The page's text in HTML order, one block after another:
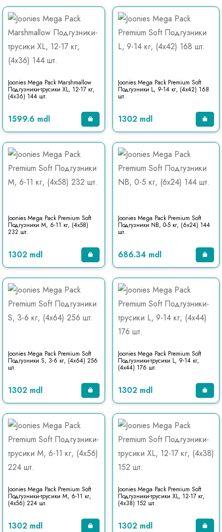
Joonies Mega Pack Marshmallow
Подгузники-трусики XL, 12-17 кг,
(4x36) 144 шт.
1599.6 mdl
Joonies Mega Pack Premium Soft
Подгузники L, 9-14 кг, (4x42) 168
шт.
1302 mdl
Joonies Mega Pack Premium Soft
Подгузники M, 6-11 кг, (4x58)
232 шт.
1302 mdl
Joonies Mega Pack Premium Soft
Подгузники NB, 0-5 кг, (6x24) 144
шт.
686.34 mdl
Joonies Mega Pack Premium Soft
Подгузники S, 3-6 кг, (4x64) 256
шт.
1302 mdl
Joonies Mega Pack Premium Soft
Подгузники-трусики L, 9-14 кг,
(4x44) 176 шт.
1302 mdl
Joonies Mega Pack Premium Soft
Подгузники-трусики M, 6-11 кг,
(4x56) 224 шт.
1302 mdl
Joonies Mega Pack Premium Soft
Подгузники-трусики XL, 12-17 кг,
(4x38) 152 шт.
1302 mdl